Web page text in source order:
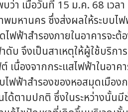
ว่า เมื่อวันที่ 15 ม.ค. 68 เวล
มหานคร ซึ่งส่งผลให้ระบบไฟ
ไฟฟ้าสำรองภายในอาคารจะ
บ จึงเป็นสาเหตุให้ผู้ใช้บริกา
นื่องจากกระแสไฟฟ้าในอาค
ไฟฟ้าสำรองของหอสมุดเมือ
ด้ตามปกติ ซึ่งในระหว่างนั้นมี